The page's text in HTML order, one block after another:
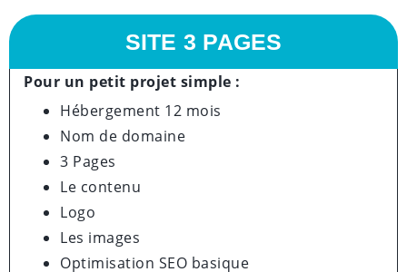
SITE 3 PAGES
Pour un petit projet simple :
Hébergement 12 mois
Nom de domaine
3 Pages
Le contenu
Logo
Les images
Optimisation SEO basique